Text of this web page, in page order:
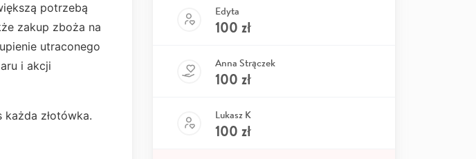
potrzebą
zakup zboża na
utraconego
i akcji
złotówka.
Edyta
100 zł
Anna Strączek
100 zł
Lukasz K
100 zł